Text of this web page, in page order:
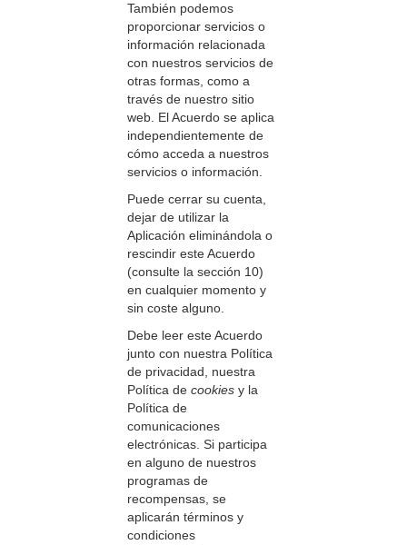
También podemos
proporcionar servicios o
información relacionada
con nuestros servicios de
otras formas, como a
través de nuestro sitio
web. El Acuerdo se aplica
independientemente de
cómo acceda a nuestros
servicios o información.
Puede cerrar su cuenta,
dejar de utilizar la
Aplicación eliminándola o
rescindir este Acuerdo
(consulte la sección 10)
en cualquier momento y
sin coste alguno.
Debe leer este Acuerdo
junto con nuestra Política
de privacidad, nuestra
Política de cookies y la
Política de
comunicaciones
electrónicas. Si participa
en alguno de nuestros
programas de
recompensas, se
aplicarán términos y
condiciones